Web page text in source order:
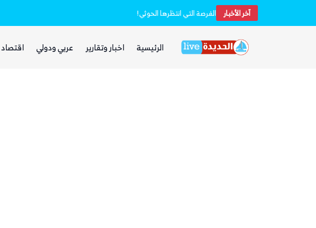
آخر الأخبار الفرصة التي انتظرها الحوثي!
الرئيسية اخبار وتقارير عربي ودولي اقتصاد